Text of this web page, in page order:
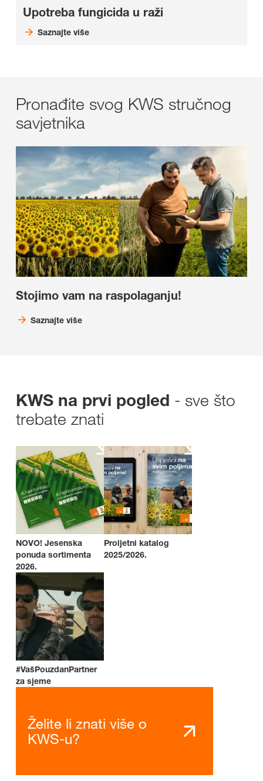
Upotreba fungicida u raži
Saznajte više
Pronađite svog KWS stručnog
savjetnika
Stojimo vam na raspolaganju!
Saznajte više
KWS na prvi pogled - sve što
trebate znati
NOVO! Jesenska
ponuda sortimenta
2026.
Proljetni katalog
2025/2026.
#VašPouzdanPartner
za sjeme
Želite li znati više o
KWS-u?